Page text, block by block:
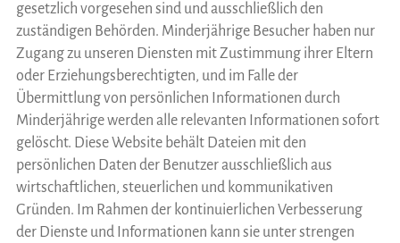
gesetzlich vorgesehen sind und ausschließlich den
zuständigen Behörden. Minderjährige Besucher haben nur
Zugang zu unseren Diensten mit Zustimmung ihrer Eltern
oder Erziehungsberechtigten, und im Falle der
Übermittlung von persönlichen Informationen durch
Minderjährige werden alle relevanten Informationen sofort
gelöscht. Diese Website behält Dateien mit den
persönlichen Daten der Benutzer ausschließlich aus
wirtschaftlichen, steuerlichen und kommunikativen
Gründen. Im Rahmen der kontinuierlichen Verbesserung
der Dienste und Informationen kann sie unter strengen